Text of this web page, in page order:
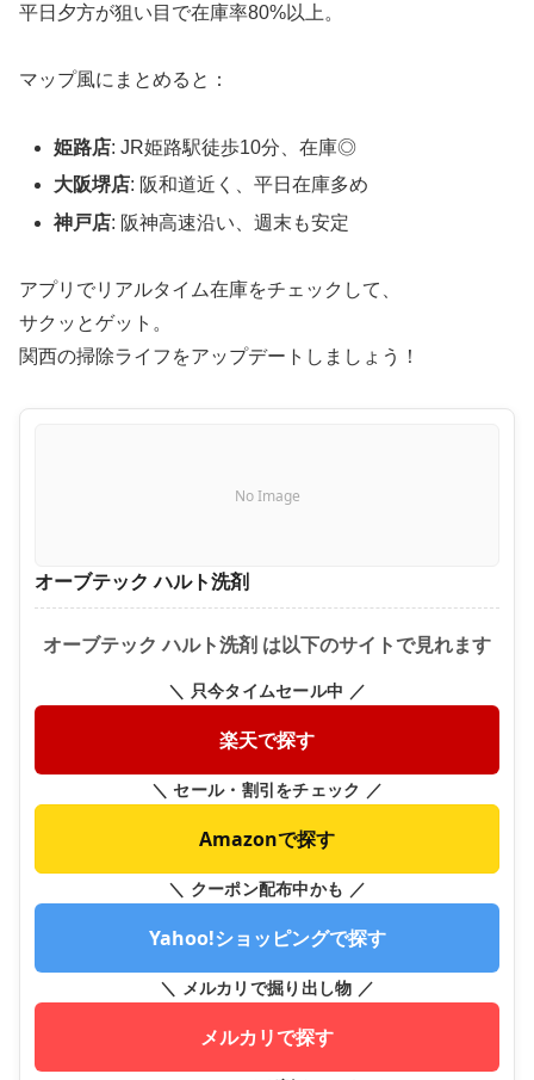
平日夕方が狙い目で在庫率80%以上。
マップ風にまとめると：
姫路店: JR姫路駅徒歩10分、在庫◎
大阪堺店: 阪和道近く、平日在庫多め
神戸店: 阪神高速沿い、週末も安定
アプリでリアルタイム在庫をチェックして、
サクッとゲット。
関西の掃除ライフをアップデートしましょう！
No Image
オーブテック ハルト洗剤
オーブテック ハルト洗剤 は以下のサイトで見れます
＼ 只今タイムセール中 ／
楽天で探す
＼ セール・割引をチェック ／
Amazonで探す
＼ クーポン配布中かも ／
Yahoo!ショッピングで探す
＼ メルカリで掘り出し物 ／
メルカリで探す